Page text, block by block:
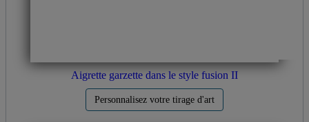
Aigrette garzette dans le style fusion II
Personnalisez votre tirage d'art